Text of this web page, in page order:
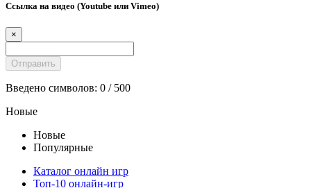
Ссылка на видео (Youtube или Vimeo)
×
Введено символов: 0 / 500
Новые
Новые
Популярные
Каталог онлайн игр
Топ-10 онлайн-игр